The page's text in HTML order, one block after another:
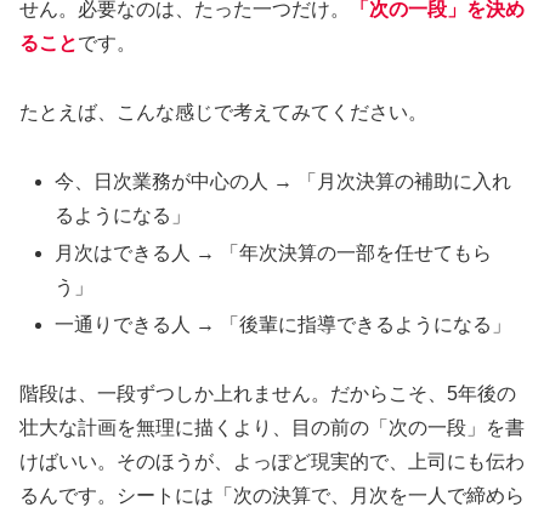
せん。必要なのは、たった一つだけ。
「次の一段」を決め
ることです。
たとえば、こんな感じで考えてみてください。
今、日次業務が中心の人 → 「月次決算の補助に入れ
るようになる」
月次はできる人 → 「年次決算の一部を任せてもら
う」
一通りできる人 → 「後輩に指導できるようになる」
階段は、一段ずつしか上れません。だからこそ、5年後の
壮大な計画を無理に描くより、目の前の「次の一段」を書
けばいい。そのほうが、よっぽど現実的で、上司にも伝わ
るんです。シートには「次の決算で、月次を一人で締めら